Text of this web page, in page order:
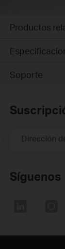
Productos
Soporte
Dirección
Síguenos